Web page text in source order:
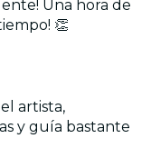
Una hora de
👏
artista,
y guía bastante